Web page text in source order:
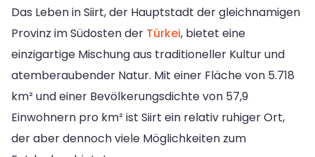
Das Leben in Siirt, der Hauptstadt der gleichnamigen
Provinz im Südosten der Türkei, bietet eine
einzigartige Mischung aus traditioneller Kultur und
atemberaubender Natur. Mit einer Fläche von 5.718
km² und einer Bevölkerungsdichte von 57,9
Einwohnern pro km² ist Siirt ein relativ ruhiger Ort,
der aber dennoch viele Möglichkeiten zum